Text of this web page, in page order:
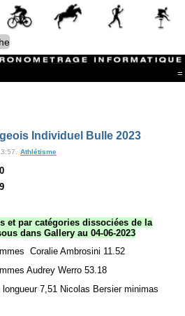
=
Individuel Bulle 2023
Athlétisme
et par catégories dissociées de la
dans Gallery au 04-06-2023
Coralie Ambrosini 11.52
Audrey Werro 53.18
7,51 Nicolas Bersier minimas